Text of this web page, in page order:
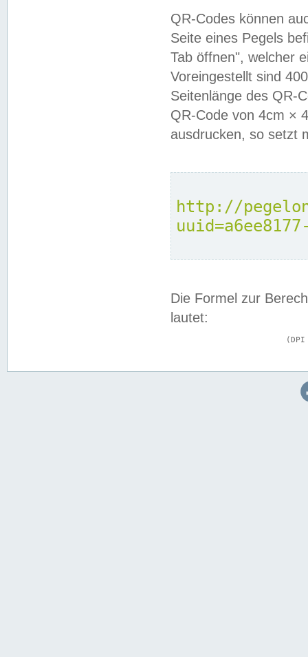
QR-Codes können
Seite eines Pegels
Tab öffnen", welcher
Voreingestellt sind
Seitenlänge des QR-
QR-Code von 4cm ×
ausdrucken, so setzt
http://
Die Formel zur
lautet: